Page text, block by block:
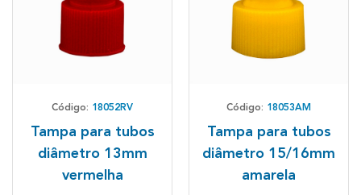
Código: 18052RV
Tampa para tubos
diâmetro 13mm
vermelha
Código: 18053AM
Tampa para tubos
diâmetro 15/16mm
amarela